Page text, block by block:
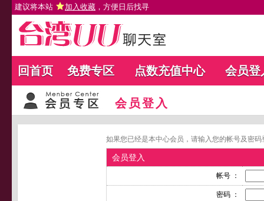
建议将本站 加入收藏 ，方便日后找寻
回首页 免费专区 点数充值中心 会员登
会员登入
如果您已经是本中心会员，请输入您的帐号及密
会员登入
帐号 ：
密码 ：